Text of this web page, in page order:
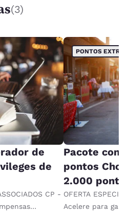
(3)
de
de
CP -
PONTOS EXTRA
Pacote com
pontos
2.000
OFERTA
Acelere para